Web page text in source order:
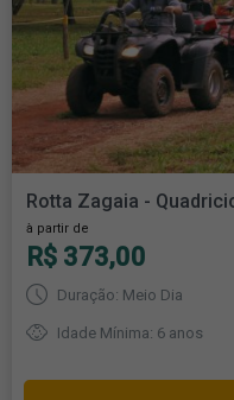
Rotta Zagaia -
à partir de
R$ 373,00
Duração: Meio Dia
Idade Mínima: 6 anos